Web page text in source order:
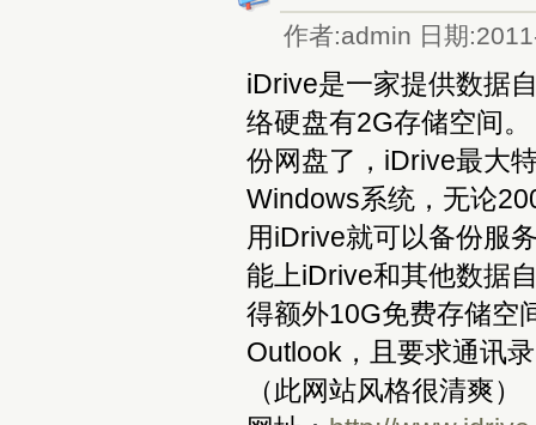
作者:admin 日期
iDrive是一家提供数据
络硬盘有2G存储空间
份网盘了，iDrive最大
Windows系统，无论
用iDrive就可以备份服
能上iDrive和其他数据
得额外10G免费存储空
Outlook，且要求通讯
（此网站风格很清爽）